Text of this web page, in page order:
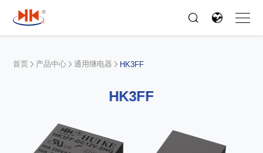
首页 产品中心 通用继电器 HK3FF
HK3FF